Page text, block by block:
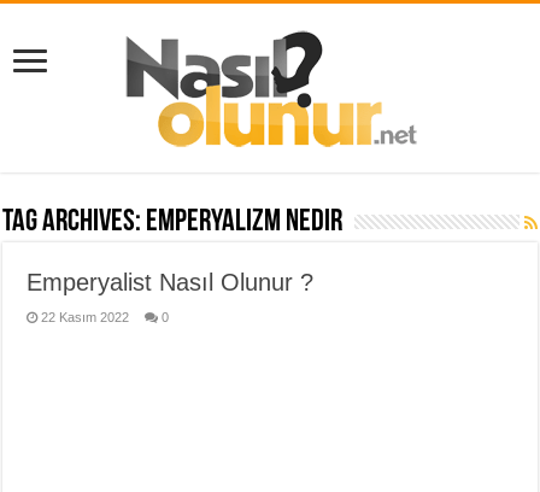
Tag Archives: emperyalizm nedir
Emperyalist Nasıl Olunur ?
22 Kasım 2022 0